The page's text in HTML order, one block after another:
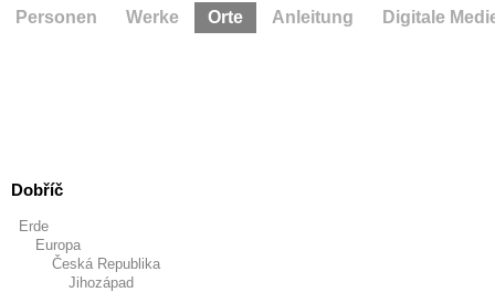
Dobříč
Erde
Europa
Česká Republika
Jihozápad
Personen Werke Orte Anleitung Digitale